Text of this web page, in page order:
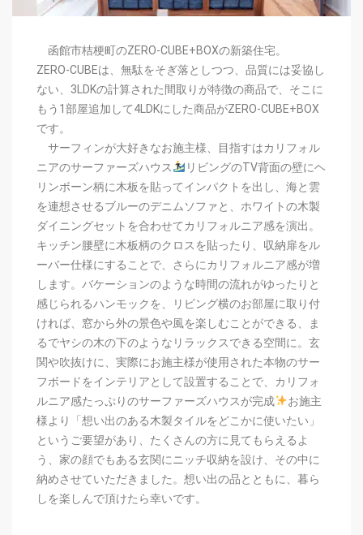
函館市桔梗町のZERO-CUBE+BOXの新築住宅。
ZERO-CUBEは、無駄をそぎ落としつつ、品質には妥協し
ない、3LDKの計算された間取りが特徴の商品で、そこに
もう1部屋追加して4LDKにした商品がZERO-CUBE+BOX
です。
サーフィンが大好きなお施主様、目指すはカリフォル
ニアのサーファーズハウス
リビングのTV背面の壁にヘ
リンボーン柄に木板を貼ってインパクトを出し、海と雲
を連想させるブルーのデニムソファと、 ホワイトの木製
ダイニングセットを合わせて カリフォルニア感を演出。
キッチン腰壁に木板柄のクロスを貼ったり、収納扉をル
ーバー仕様にすることで、
さらにカリフォルニア感が増
します。 バケーションのような時間の流れがゆったりと
感じられるハンモックを、リビング横のお部屋に取り付
ければ、窓から外の景色や風を楽しむことができる、
ま
るでヤシの木の下のようなリラックスできる空間に。 玄
関や吹抜けに、実際にお施主様が使用された本物のサー
フボードをインテリアとして設置することで、カリフォ
ルニア感たっぷりのサーファーズハウスが完成
お施主
様より「想い出のある木製タイルをどこかに使いたい」
というご要望があり、たくさんの方に見てもらえるよ
う、家の顔でもある玄関にニッチ収納を設け、 その中に
納めさせていただきました。 想い出の品とともに、暮ら
しを楽しんで頂けたら幸いです。